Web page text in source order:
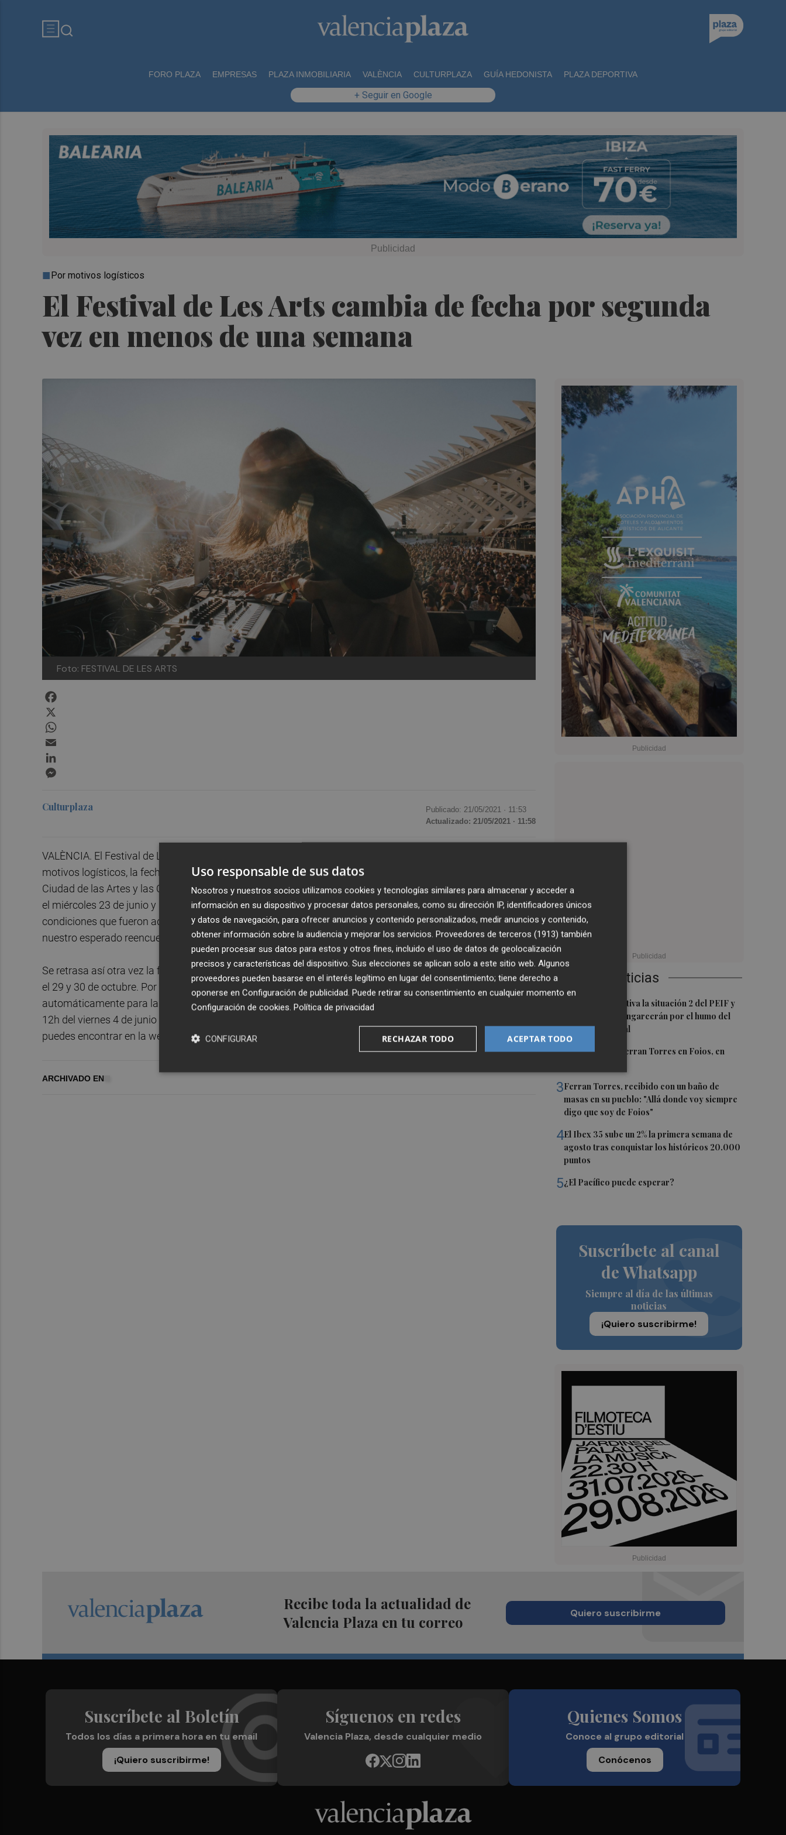
FORO PLAZA EMPRESAS PLAZA INMOBILIARIA VALÈNCIA CULTURPLAZA GUÍA HEDONISTA PLAZA DEPORTIVA
+ Seguir en Google
El Festival de Les Arts cambia de fecha por segunda
vez en menos de una semana
Por motivos logísticos
Foto: FESTIVAL DE LES ARTS
Últimas Noticias
Emergencias activa la situación 2 del PEIF y
confina Sierra Engarcerán por el humo del
incendio forestal
2El homenaje a Ferran Torres en Foios, en
3Ferran Torres, recibido con un baño de
masas en su pueblo: "Allá donde voy siempre
digo que soy de Foios"
4El Ibex 35 sube un 2% la primera semana de
agosto tras conquistar los históricos 20.000
puntos
5¿El Pacífico puede esperar?
Suscríbete al canal
de Whatsapp
Siempre al día de las últimas
noticias
¡Quiero suscribirme!
Culturplaza Publicado: 21/05/2021 · 11:53
Actualizado: 21/05/2021 · 11:58
VALÈNCIA. El Festival de Les Arts vuelve a cambiar de fecha, la segunda vez en la misma semana. "Por
motivos logísticos, la fecha de Festival de les Arts será finalmente los días 5 y 6 de noviembre de 2021 en la
Ciudad de las Artes y las Ciencias. Y atención porque ya os podemos confirmar que el cartel será desvelado
el miércoles 23 de junio y las entradas que hayan quedado liberadas saldrán a la venta en las mismas
condiciones que fueron adquiridas, el lunes 28 de junio a las 12h. Ahora sí que sí, la cuenta atrás para
nuestro esperado reencuentro ha comenzado", reza un comunicado emitido por The Music Republic.
Se retrasa así otra vez la fecha dado ahora hace siete días, cuando anunciaron que el festival tendría lugar el
el 29 y 30 de octubre. Por otro lado, la promotora recuerda que "las entradas adquiridas son válidas
automáticamente para la fecha de noviembre y si no pudieras asistir, puedes solicitar el reembolso hasta las
12h del viernes 4 de junio (damos una semana más por el cambio de fecha) a través de un formulario que
puedes encontrar en la web oficial".
ARCHIVADO EN
Recibe toda la actualidad de
Valencia Plaza en tu correo
Quiero suscribirme
Suscríbete al Boletín
Todos los días a primera hora en tu email
¡Quiero suscribirme!
Síguenos en redes
Valencia Plaza, desde cualquier medio
Quienes Somos
Conoce al grupo editorial
Conócenos
Uso responsable de sus datos
Nosotros y nuestros socios utilizamos cookies y tecnologías similares para almacenar y acceder a
información en su dispositivo y procesar datos personales, como su dirección IP, identificadores únicos
y datos de navegación, para ofrecer anuncios y contenido personalizados, medir anuncios y contenido,
obtener información sobre la audiencia y mejorar los servicios. Proveedores de terceros (1913) también
pueden procesar sus datos para estos y otros fines, incluido el uso de datos de geolocalización
precisos y características del dispositivo. Sus elecciones se aplican solo a este sitio web. Algunos
proveedores pueden basarse en el interés legítimo en lugar del consentimiento; tiene derecho a
oponerse en Configuración de publicidad. Puede retirar su consentimiento en cualquier momento en
Configuración de cookies. Política de privacidad
ACEPTAR TODO
RECHAZAR TODO
CONFIGURAR